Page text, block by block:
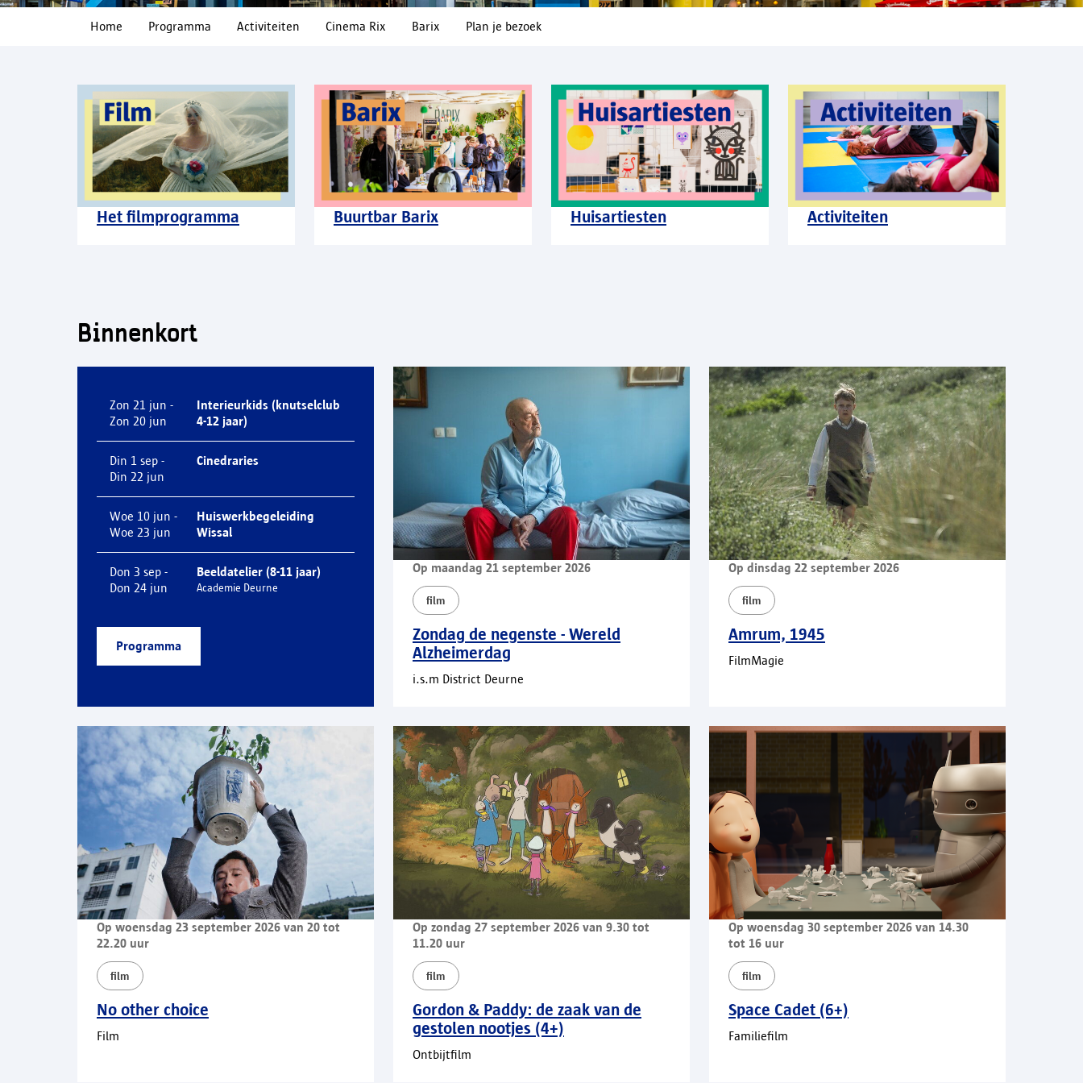
Home Programma Activiteiten Cinema Rix Barix Plan je bezoek
Het filmprogramma Buurtbar Barix Huisartiesten Activiteiten
Binnenkort
Zon 21 jun -
Zon 20 jun
Interieurkids (knutselclub
4-12 jaar)
Din 1 sep -
Din 22 jun
Cinedraries
Woe 10 jun -
Woe 23 jun
Huiswerkbegeleiding
Wissal
Don 3 sep -
Don 24 jun
Beeldatelier (8-11 jaar)
Academie Deurne
Programma
Op maandag 21 september 2026
film
Zondag de negenste - Wereld
Alzheimerdag
i.s.m District Deurne
Op dinsdag 22 september 2026
film
Amrum, 1945
FilmMagie
Op woensdag 23 september 2026 van 20 tot
22.20 uur
film
No other choice
Film
Op zondag 27 september 2026 van 9.30 tot
11.20 uur
film
Gordon & Paddy: de zaak van de
gestolen nootjes (4+)
Ontbijtfilm
Op woensdag 30 september 2026 van 14.30
tot 16 uur
film
Space Cadet (6+)
Familiefilm